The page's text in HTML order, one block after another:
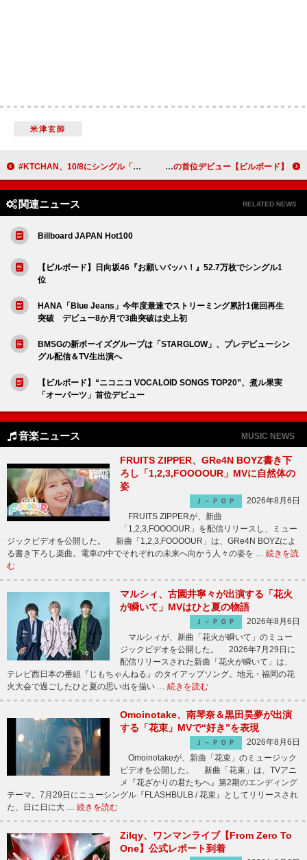
米津玄師
#KTCHAN、10/8にシングル「ホントウノコト。」配信リリース決定＆ZIP-FMでコーナーレギュラーがスタート 【ビルボード】米津玄師「IRIS OUT」3.5万DL超でDLソング堂々の首位デビュー
関連ニュース RELATED NEWS
Billboard JAPAN Hot100
【ビルボード】日向坂46『お願いバッハ！』52.7万枚でシングル1
位
HANA「Blue Jeans」今年度最速でストリーミング累計1億回再生
突破 デビュー8か月で3曲突破は史上初
BMSGの新ボーイズグループは「STARGLOW」、プレデビューシン
グル配信＆TV生出演へ
【ビルボード】“ニコニコ VOCALOID SONGS TOP20”、煮ル果実
「オーパーツ」首位デビュー
音楽ニュース MUSIC NEWS
FRUITS ZIPPER、GRe4N BOYZ書き下
ろし「1,2,3,FOOOOUR」MVに自然体の
姿
Ｊ－ＰＯＰ
2026年8月6日
FRUITS ZIPPERが、新曲
「1,2,3,FOOOOUR」を配信リリースし、ミュー
ジックビデオを公開した。 新曲「1,2,3,FOOOOUR」は、GRe4N BOYZによ
る書き下ろし楽曲。電車の中でそれぞれの未来へ向かう人々の姿を … 続きを読
む
マルシィ、古園井寧々が出演する「花火
が瞬いて」MVはひと夏の物語
Ｊ－ＰＯＰ
2026年8月6日
マルシィが、新曲「花火が瞬いて」のミュー
ジックビデオを公開した。 2026年7月29日に
配信リリースされた新曲「花火が瞬いて」は、
テレビ西日本の番組『じもちゃんねる』のタイアップソング。地元・福岡の花
火大会で過ごしたひと夏の思い出を描い … 続きを読む
Omoinotake、南琴奈＆黒田昊夢が出演
する「花束」MVで“好き”を表現
Ｊ－ＰＯＰ
2026年8月6日
Omoinotakeが、新曲「花束」のミュージック
ビデオを公開した。 新曲「花束」は、TVアニ
メ『花ざかりの君たちへ』第2期のエンディング
テーマ。7月29日にニューシングル『FLASHBULB / 花束』としてリリースされ
た、日に日に大 … 続きを読む
Zilqy、ワンマンライブ【From Zero To
One】公式レポート到着